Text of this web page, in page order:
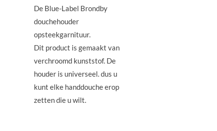
De Blue-Label Brondby
douchehouder
opsteekgarnituur.
Dit product is gemaakt van
verchroomd kunststof. De
houder is universeel. dus u
kunt elke handdouche erop
zetten die u wilt.